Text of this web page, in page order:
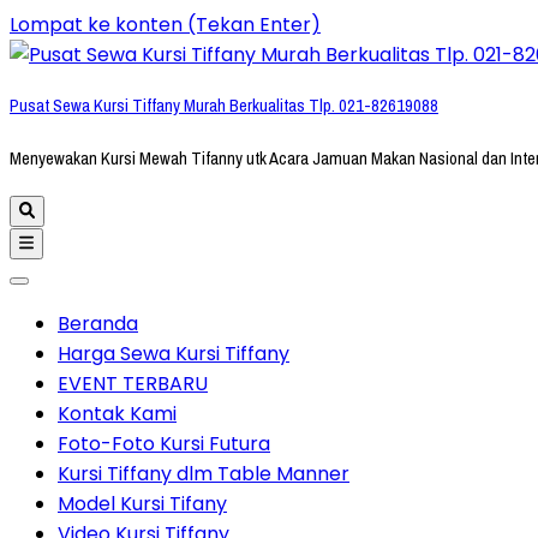
Lompat ke konten (Tekan Enter)
Pusat Sewa Kursi Tiffany Murah Berkualitas Tlp. 021-82619088
Menyewakan Kursi Mewah Tifanny utk Acara Jamuan Makan Nasional dan
Beranda
Harga Sewa Kursi Tiffany
EVENT TERBARU
Kontak Kami
Foto-Foto Kursi Futura
Kursi Tiffany dlm Table Manner
Model Kursi Tifany